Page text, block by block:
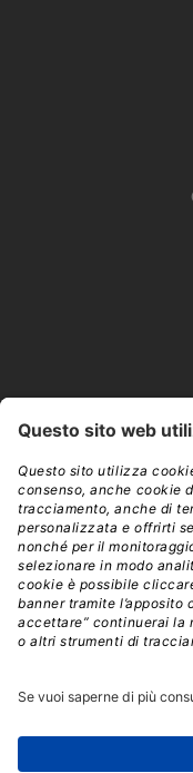
Mixer è un prodotto del